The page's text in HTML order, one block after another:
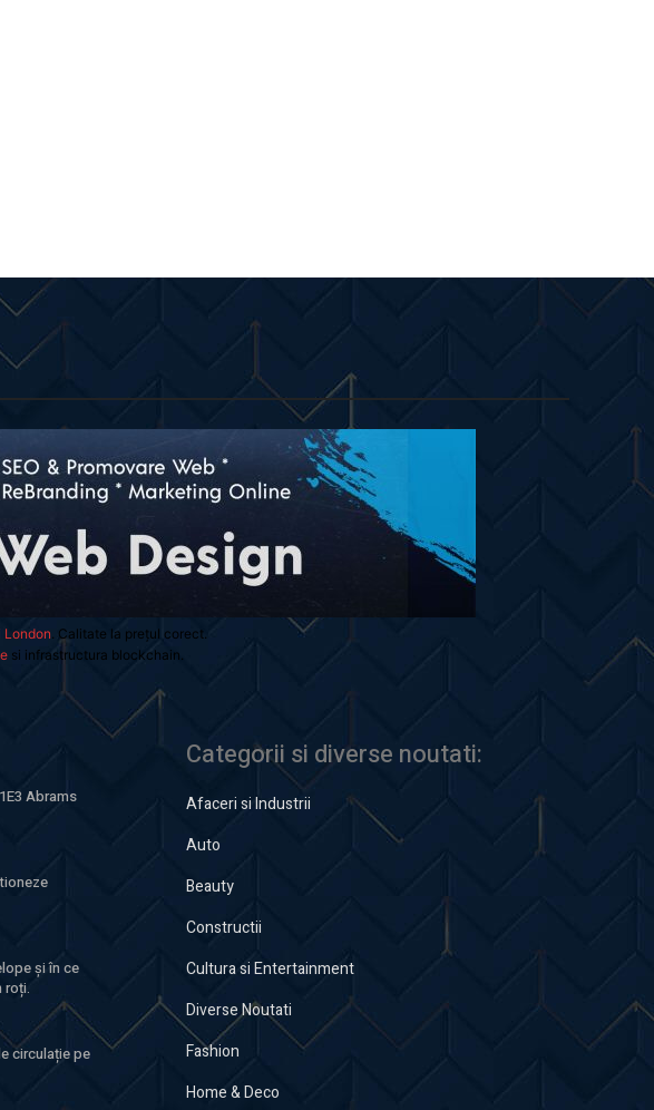
London. Calitate la prețul corect.
si infrastructura blockchain.
Abrams
și în ce
roți.
circulație pe
Categorii si diverse noutati:
Afaceri si Industrii
Auto
Beauty
Constructii
Cultura si Entertainment
Diverse Noutati
Fashion
Home & Deco